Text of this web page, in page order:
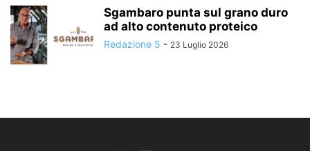
Sgambaro punta sul grano duro
ad alto contenuto proteico
Redazione 5 - 23 Luglio 2026